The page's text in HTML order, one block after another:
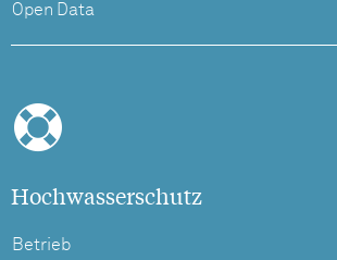
Open Data
Hochwasserschutz
Betrieb